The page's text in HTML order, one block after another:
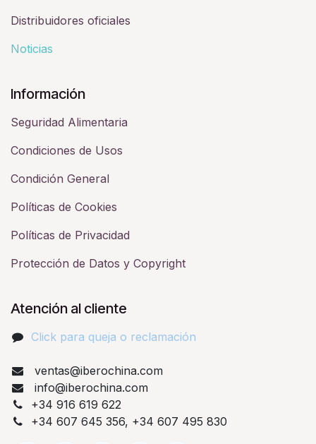
Distribuidores oficiales
Noticias
Información
Seguridad Alimentaria
Condiciones de Usos
Condición General
Políticas de Cookies
Políticas de Privacidad
Protección de Datos y Copyright
Atención al cliente
Click para queja o reclamación​
ventas@iberochina.com
info@iberochina.com
+34 916 619 622
+34 607 645 356, +34 607 495 830